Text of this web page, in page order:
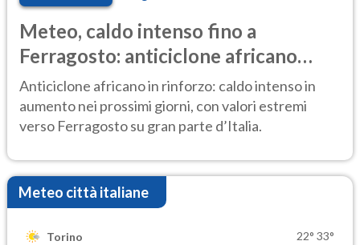
Meteo, caldo intenso fino a
Ferragosto: anticiclone africano
ancora protagonista
Anticiclone africano in rinforzo: caldo intenso in
aumento nei prossimi giorni, con valori estremi
verso Ferragosto su gran parte d’Italia.
Meteo città italiane
Torino 22° 33°